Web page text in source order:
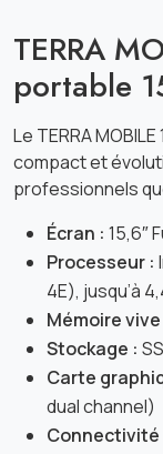
TERRA
portable
Le TERRA
compact et
professionnels
Écran : 15,6″
Processeur :
4E), jusqu’à
Mémoire vive
Stockage :
Carte
dual channel)
Connectivité